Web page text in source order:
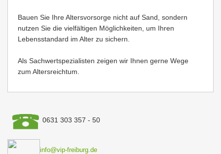
Bauen Sie Ihre Altersvorsorge nicht auf Sand, sondern
nutzen Sie die vielfältigen Möglichkeiten, um Ihren
Lebensstandard im Alter zu sichern.
Als Sachwertspezialisten zeigen wir Ihnen gerne Wege
zum Altersreichtum.
0631 303 357 - 50
info@vip-freiburg.de